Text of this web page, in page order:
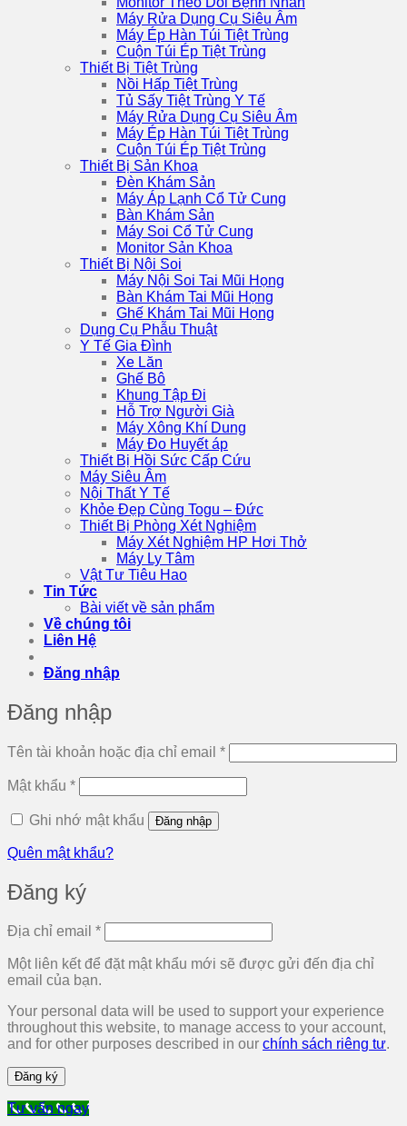
Máy Rửa Dụng Cụ Siêu Âm
Máy Ép Hàn Túi Tiệt Trùng
Cuộn Túi Ép Tiệt Trùng
Thiết Bị Tiệt Trùng
Nồi Hấp Tiệt Trùng
Tủ Sấy Tiệt Trùng Y Tế
Máy Rửa Dụng Cụ Siêu Âm
Máy Ép Hàn Túi Tiệt Trùng
Cuộn Túi Ép Tiệt Trùng
Thiết Bị Sản Khoa
Đèn Khám Sản
Máy Áp Lạnh Cổ Tử Cung
Bàn Khám Sản
Máy Soi Cổ Tử Cung
Monitor Sản Khoa
Thiết Bị Nội Soi
Máy Nội Soi Tai Mũi Họng
Bàn Khám Tai Mũi Họng
Ghế Khám Tai Mũi Họng
Dụng Cụ Phẫu Thuật
Y Tế Gia Đình
Xe Lăn
Ghế Bô
Khung Tập Đi
Hỗ Trợ Người Già
Máy Xông Khí Dung
Máy Đo Huyết áp
Thiết Bị Hồi Sức Cấp Cứu
Máy Siêu Âm
Nội Thất Y Tế
Khỏe Đẹp Cùng Togu – Đức
Thiết Bị Phòng Xét Nghiệm
Máy Xét Nghiệm HP Hơi Thở
Máy Ly Tâm
Vật Tư Tiêu Hao
Tin Tức
Bài viết về sản phẩm
Về chúng tôi
Liên Hệ
Đăng nhập
Đăng nhập
Tên tài khoản hoặc địa chỉ email *Bắt
buộc
Mật khẩu *Bắt
buộc
Ghi nhớ mật khẩu
Đăng nhập
Quên mật khẩu?
Đăng ký
Địa chỉ email *Bắt
buộc
Một liên kết để đặt mật khẩu mới sẽ được gửi đến địa chỉ
email của bạn.
Your personal data will be used to support your experience
throughout this website, to manage access to your account,
and for other purposes described in our chính sách riêng tư.
Đăng ký
Tư vấn ngay